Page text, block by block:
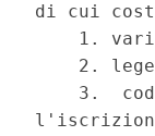
di cui
1.
2.
3.